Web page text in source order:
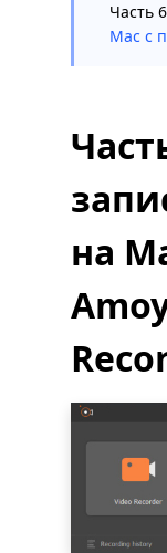
Часть
Mac с
на